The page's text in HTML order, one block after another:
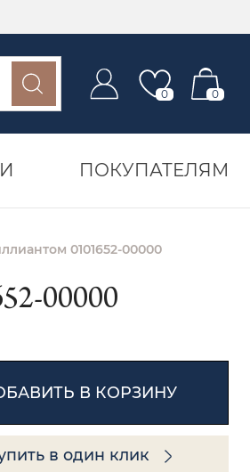
0 0
ПОКУПАТЕЛЯМ
0101652-00000
00000
В КОРЗИНУ
в один клик